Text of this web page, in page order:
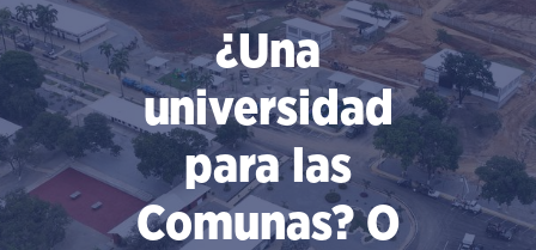
¿Una
universidad
para las
Comunas? O